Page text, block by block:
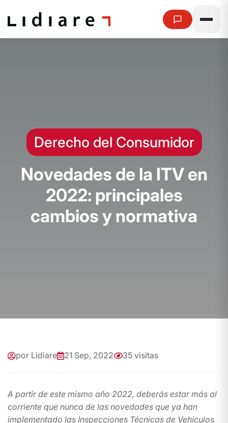
Derecho del Consumidor
Novedades de la ITV en
2022: principales
cambiosynormativa
por Lidiare 21 Sep, 2022 35 visitas
A partir de este mismo año 2022, deberás estar más al
corriente que nunca de las novedades que ya han
implementado las Inspecciones Técnicas de Vehículos